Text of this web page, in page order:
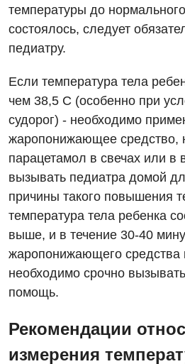
Вакансии
Мероприятия БПР
Энциклопедия
Отзывы
Диагностика
Диагностическое отделение
Инструментальная диагностика
Рентгенография
УЗИ
Для взрослых
Акушерство и гинекология
Бесплатные услуги
Декларирование
Национальный скрининг здоровья 40+
Украинский
Русский
температуры до
состоялось, следует
педиатру.
Если температура тела
чем 38,5 С (особенно при
судорог) - необходимо
жаропонижающее средство,
парацетамол в свечах или в
вызывать педиатра домой
причины такого повышения
температура тела ребенка
выше, и в течение 30-40
жаропонижающего средства
необходимо срочно
помощь.
Рекомендации
измерения